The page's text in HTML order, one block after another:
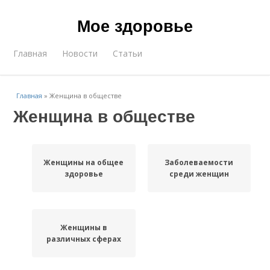
Мое здоровье
Главная Новости Статьи
Главная »Женщина в обществе
Женщина в обществе
Женщины на общее
здоровье
Заболеваемости
среди женщин
Женщины в
различных сферах